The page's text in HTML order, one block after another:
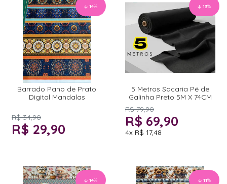
14%
Barrado Pano de Prato
Digital Mandalas
R$ 34,90
R$ 29,90
13%
5 Metros Sacaria Pé de
Galinha Preto 5M X 74CM
R$ 79,90
R$ 69,90
4x R$ 17,48
14% 11%